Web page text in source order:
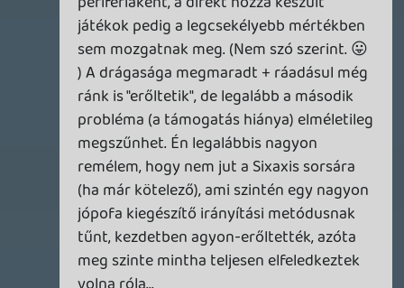
Szerintem nem volt semmilyen tervük.
PSN-en és Live-on is már vagy egy éve
vagy még több meg lehet venni digitálisan
a játékokat, amikhez akár már most is
megindíthatnák azt a hatalmas eredeti
tervüket, hisz ezek nem hardver függők.
Mindent meg tudnának valósítani a
digitális jövővel kapcsolatban már ma
most, ha akarnák és simán mehetne
mellette a a lemezes fizikai megszokott
dolog is. A kommunikációjuk zéró volt, s
ezt így nem lehet és ezt kristály tisztán
tudták ők is szerintem. Sima húzd meg,
ereszd meg majd tündökölj a napfényben
volt ez semmi más. Az egész sztori egy
hatalmas bullshit volt.